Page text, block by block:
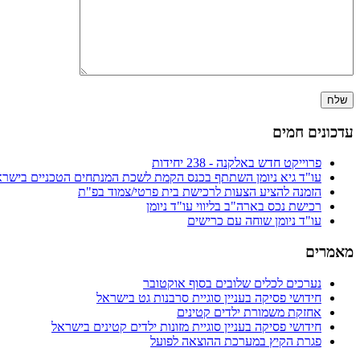
עדכונים חמים
פרוייקט חדש באלקנה - 238 יחידות
עו"ד גיא ניומן השתתף בכנס הקמת לשכת המנתחים הטכניים
הזמנה להציע הצעות לרכישת בית פרטי/צמוד בפ"ת
רכישת נכס בארה"ב בליווי עו"ד ניומן
עו"ד ניומן שוחה עם כרישים
מאמרים
נערכים לכלים שלובים בסוף אוקטובר
חידושי פסיקה בעניין סוגיית סרבנות גט בישראל
אחזקת משמורת ילדים קטינים
חידושי פסיקה בעניין סוגיית מזונות ילדים קטינים בישראל
פגרת הקיץ במערכת ההוצאה לפועל